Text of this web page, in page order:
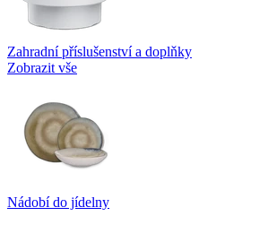
Zahradní příslušenství a doplňky
Zobrazit vše
Nádobí do jídelny